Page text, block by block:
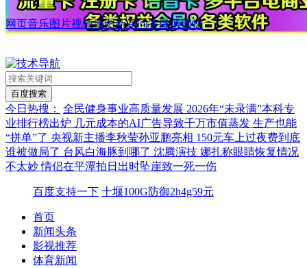
网页音乐图片视频地图新闻问答微博购物
今日热搜： 全民健身事业高质量发展 2026年“未录满”本科专
业排行榜出炉 几元成本的AI广告导致千万市值蒸发 生产也能
“拼单”了 央视新主播李秋莹孙亚鹏亮相 150元车上过夜费到底
谁被做局了 台风白海豚到哪了 沈腾演技 娜扎称眼睛恢复情况
不太妙情侣在平潭拍日出时坠崖致一死一伤
百度支持一下 十堰100G防御2h4g59元
首页
新闻头条
影视推荐
体育新闻